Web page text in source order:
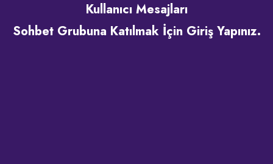
Kullanıcı Mesajları
Sohbet Grubuna Katılmak İçin Giriş Yapınız.